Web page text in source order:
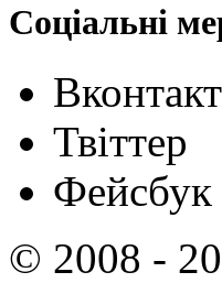
Соціальні
Твіттер
Фейсбук
© 2008 -